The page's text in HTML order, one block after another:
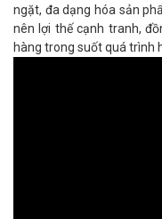
ngặt, đa dạng hóa sản
nên lợi thế cạnh tranh,
hàng trong suốt quá trình